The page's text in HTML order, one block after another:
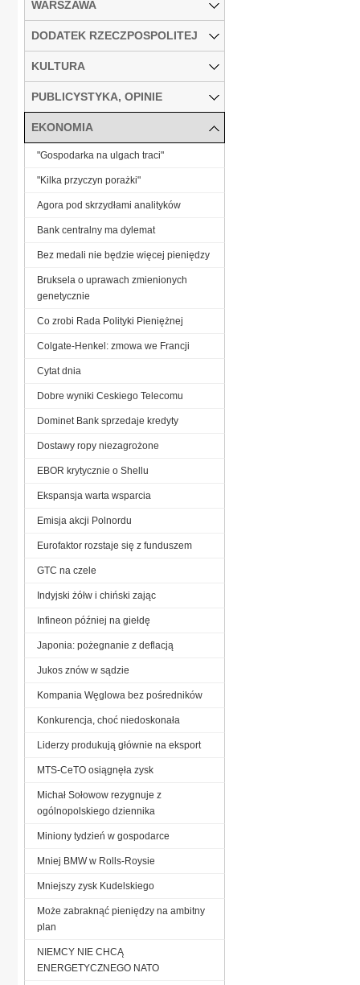
WARSZAWA
DODATEK RZECZPOSPOLITEJ
KULTURA
PUBLICYSTYKA, OPINIE
EKONOMIA
"Gospodarka na ulgach traci"
"Kilka przyczyn porażki"
Agora pod skrzydłami analityków
Bank centralny ma dylemat
Bez medali nie będzie więcej pieniędzy
Bruksela o uprawach zmienionych
genetycznie
Co zrobi Rada Polityki Pieniężnej
Colgate-Henkel: zmowa we Francji
Cytat dnia
Dobre wyniki Ceskiego Telecomu
Dominet Bank sprzedaje kredyty
Dostawy ropy niezagrożone
EBOR krytycznie o Shellu
Ekspansja warta wsparcia
Emisja akcji Polnordu
Eurofaktor rozstaje się z funduszem
GTC na czele
Indyjski żółw i chiński zając
Infineon później na giełdę
Japonia: pożegnanie z deflacją
Jukos znów w sądzie
Kompania Węglowa bez pośredników
Konkurencja, choć niedoskonała
Liderzy produkują głównie na eksport
MTS-CeTO osiągnęła zysk
Michał Sołowow rezygnuje z
ogólnopolskiego dziennika
Miniony tydzień w gospodarce
Mniej BMW w Rolls-Roysie
Mniejszy zysk Kudelskiego
Może zabraknąć pieniędzy na ambitny
plan
NIEMCY NIE CHCĄ
ENERGETYCZNEGO NATO